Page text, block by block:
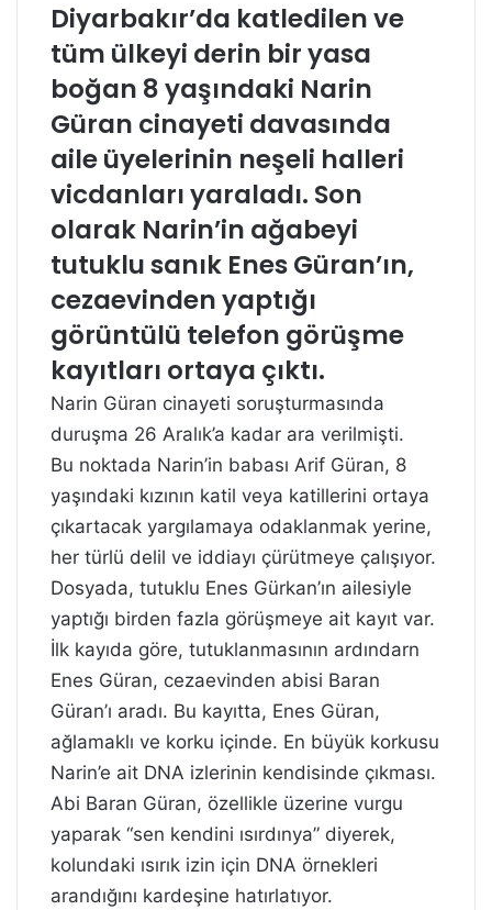
Diyarbakır’da katledilen ve
tüm ülkeyi derin bir yasa
boğan 8 yaşındaki Narin
Güran cinayeti davasında
aile üyelerinin neşeli halleri
vicdanları yaraladı. Son
olarak Narin’in ağabeyi
tutuklu sanık Enes Güran’ın,
cezaevinden yaptığı
görüntülü telefon görüşme
kayıtları ortaya çıktı.
Narin Güran cinayeti soruşturmasında
duruşma 26 Aralık’a kadar ara verilmişti.
Bu noktada Narin’in babası Arif Güran, 8
yaşındaki kızının katil veya katillerini ortaya
çıkartacak yargılamaya odaklanmak yerine,
her türlü delil ve iddiayı çürütmeye çalışıyor.
Dosyada, tutuklu Enes Gürkan’ın ailesiyle
yaptığı birden fazla görüşmeye ait kayıt var.
İlk kayıda göre, tutuklanmasının ardındarn
Enes Güran, cezaevinden abisi Baran
Güran’ı aradı. Bu kayıtta, Enes Güran,
ağlamaklı ve korku içinde. En büyük korkusu
Narin’e ait DNA izlerinin kendisinde çıkması.
Abi Baran Güran, özellikle üzerine vurgu
yaparak “sen kendini ısırdınya” diyerek,
kolundaki ısırık izin için DNA örnekleri
arandığını kardeşine hatırlatıyor.